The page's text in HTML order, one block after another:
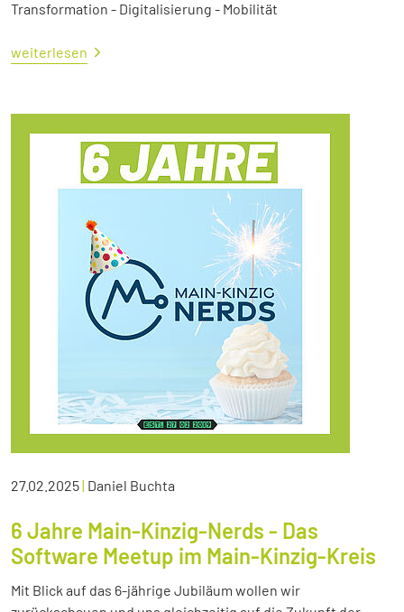
Transformation - Digitalisierung - Mobilität
weiterlesen
27.02.2025| Daniel Buchta
6 Jahre Main-Kinzig-Nerds - Das
Software Meetup im Main-Kinzig-Kreis
Mit Blick auf das 6-jährige Jubiläum wollen wir